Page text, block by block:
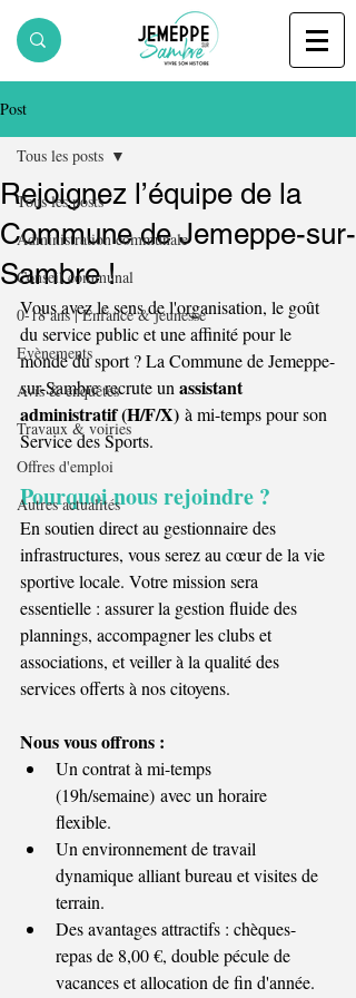
Post
Tous les posts
Administration communale
Conseil communal
0-18 ans | Enfance & jeunesse
Evènements
Avis & enquêtes
Travaux & voiries
Offres d'emploi
Autres actualités
Tous les posts
Rejoignez l’équipe de la
Commune de Jemeppe-sur-
Sambre !
Vous avez le sens de l'organisation, le goût
du service public et une affinité pour le
monde du sport ? La Commune de Jemeppe-
sur-Sambre recrute un assistant
administratif (H/F/X) à mi-temps pour son
Service des Sports.
Pourquoi nous rejoindre ?
En soutien direct au gestionnaire des
infrastructures, vous serez au cœur de la vie
sportive locale. Votre mission sera
essentielle : assurer la gestion fluide des
plannings, accompagner les clubs et
associations, et veiller à la qualité des
services offerts à nos citoyens.
Nous vous offrons :
Un contrat à mi-temps
(19h/semaine) avec un horaire
flexible.
Un environnement de travail
dynamique alliant bureau et visites de
terrain.
Des avantages attractifs : chèques-
repas de 8,00 €, double pécule de
vacances et allocation de fin d'année.